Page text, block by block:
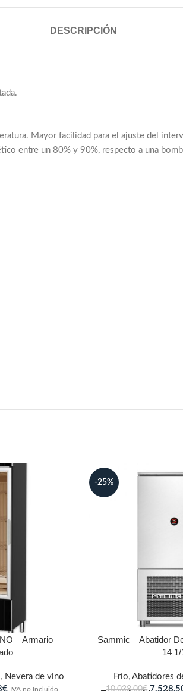
DESCRIPCIÓN
Mayor facilidad para el ajuste del
entre un 80% y 90%, respecto a una
– Armario
, Nevera de vino
€ IVA no Incluido
-25%
Sammic – Abatidor
14 1/
Frío, Abatidores
10.038,00€